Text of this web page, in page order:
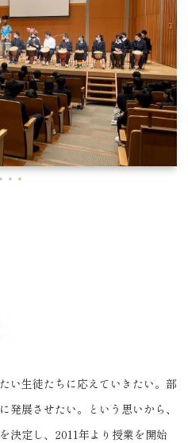
い生徒たちに応えていきたい。部
発展させたい。という思いから、
決定し、2011年より授業を開始